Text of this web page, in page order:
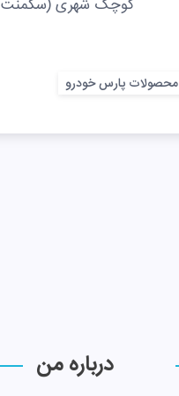
کوچک شهری (سگمنت B)…
محصولات پارس خودرو
درباره من